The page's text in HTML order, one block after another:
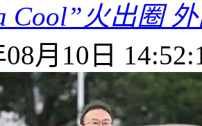
Cool”火出圈
08月10日